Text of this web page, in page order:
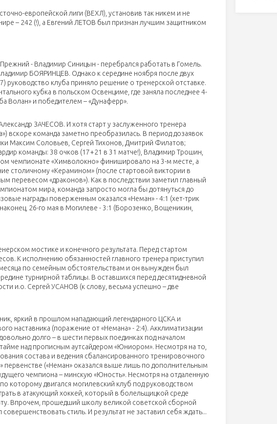
европейской лиги (ВЕХЛ), установив так никем и не
– 242 (!), а Евгений ЛЕТОВ был признан лучшим защитником
- Владимир Синицын - перебрался работать в Гомель.
БОЯРИНЦЕВ. Однако к середине ноября после двух
руководство клуба приняло решение о тренерской отставке.
кубка в польском Освенциме, где заняла последнее 4-
Волан» и победителем – «Дунаферр».
ЗАЧЕСОВ. И хотя старт у заслуженного тренера
вскоре команда заметно преобразилась. В период дозаявок
Максим Соловьев, Сергей Тихонов, Дмитрий Филатов;
команды: 38 очков (17+21 в 31 матче!), Владимир Трошин,
чемпионате «Химволокно» финишировало на 3-м месте, а
столичному «Керамином» (после стартовой виктории в
перевесом «драконов»). Как в последствии заметил главный
мира, команда запросто могла бы дотянуться до
награды поверженным оказался «Неман» - 4:1 (хет-трик
26-го мая в Могилеве - 3:1 (Борозенко, Вощеникин,
мостике и конечного результата. Перед стартом
К исполнению обязанностей главного тренера приступил
по семейным обстоятельствам и он вынужден был
турнирной таблицы. В оставшихся перед десятидневной
и.о. Сергей УСАНОВ (к слову, весьма успешно – две
яркий в прошлом нападающий легендарного ЦСКА и
наставника (поражение от «Немана» - 2:4). Акклиматизации
долго – в шести первых поединках под началом
над прописным аутсайдером «Юниором». Несмотря на то,
состава и ведения сбалансированного тренировочного
первенстве («Неман» оказался выше лишь по дополнительным
чемпиона – минскую «Юность». Несмотря на отдаленную
которому двигался могилевский клуб под руководством
в атакующий хоккей, который в болельщицкой среде
Впрочем, прошедший школу великой советской сборной
стиль. И результат не заставил себя ждать...